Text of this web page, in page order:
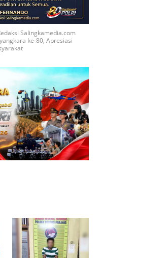
Salingkamedia.com
ke-80, Apresiasi